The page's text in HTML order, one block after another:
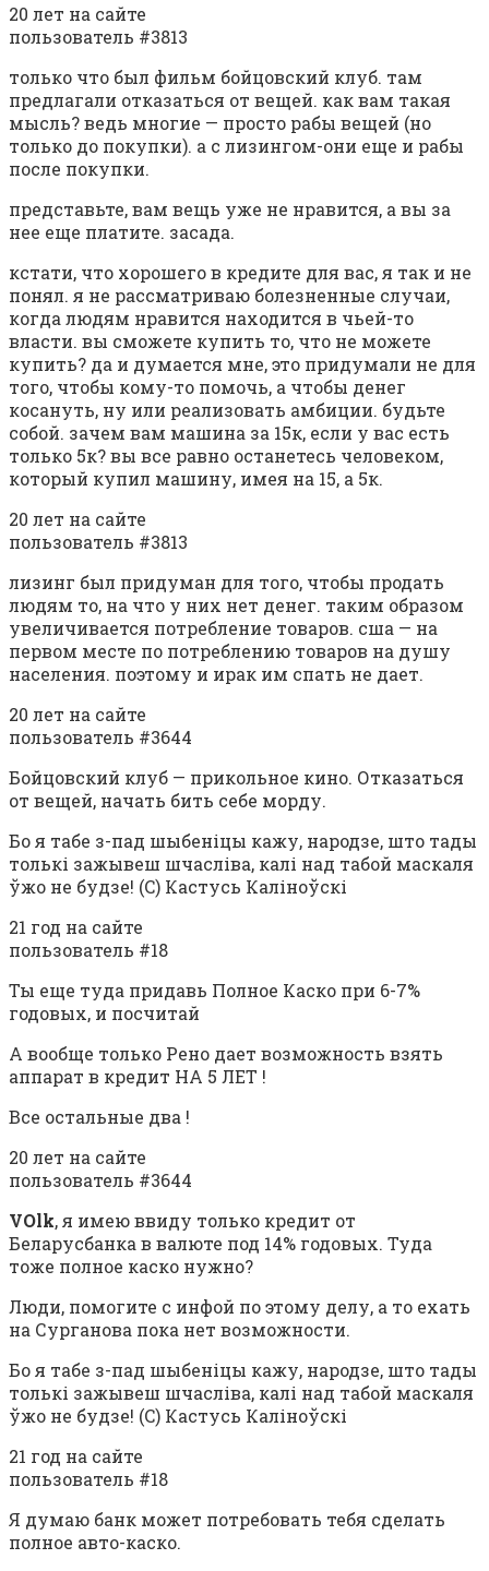
20 лет на сайте
пользователь #3813
только что был фильм бойцовский клуб. там
предлагали отказаться от вещей. как вам такая
мысль? ведь многие — просто рабы вещей (но
только до покупки). а с лизингом-они еще и рабы
после покупки.
представьте, вам вещь уже не нравится, а вы за
нее еще платите. засада.
кстати, что хорошего в кредите для вас, я так и не
понял. я не рассматриваю болезненные случаи,
когда людям нравится находится в чьей-то
власти. вы сможете купить то, что не можете
купить? да и думается мне, это придумали не для
того, чтобы кому-то помочь, а чтобы денег
косануть, ну или реализовать амбиции. будьте
собой. зачем вам машина за 15к, если у вас есть
только 5к? вы все равно останетесь человеком,
который купил машину, имея на 15, а 5к.
20 лет на сайте
пользователь #3813
лизинг был придуман для того, чтобы продать
людям то, на что у них нет денег. таким образом
увеличивается потребление товаров. сша — на
первом месте по потреблению товаров на душу
населения. поэтому и ирак им спать не дает.
20 лет на сайте
пользователь #3644
Бойцовский клуб — прикольное кино. Отказаться
от вещей, начать бить себе морду.
Бо я табе з-пад шыбеніцы кажу, народзе, што тады
толькі зажывеш шчасліва, калі над табой маскаля
ўжо не будзе! (C) Кастусь Каліноўскі
21 год на сайте
пользователь #18
Ты еще туда придавь Полное Каско при 6-7%
годовых, и посчитай
А вообще только Рено дает возможность взять
аппарат в кредит НА 5 ЛЕТ !
Все остальные два !
20 лет на сайте
пользователь #3644
VOlk, я имею ввиду только кредит от
Беларусбанка в валюте под 14% годовых. Туда
тоже полное каско нужно?
Люди, помогите с инфой по этому делу, а то ехать
на Сурганова пока нет возможности.
Бо я табе з-пад шыбеніцы кажу, народзе, што тады
толькі зажывеш шчасліва, калі над табой маскаля
ўжо не будзе! (C) Кастусь Каліноўскі
21 год на сайте
пользователь #18
Я думаю банк может потребовать тебя сделать
полное авто-каско.